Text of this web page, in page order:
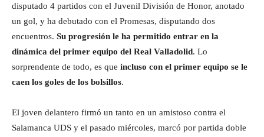
disputado 4 partidos con el Juvenil División de Honor, anotado
un gol, y ha debutado con el Promesas, disputando dos
encuentros. Su progresión le ha permitido entrar en la
dinámica del primer equipo del Real Valladolid. Lo
sorprendente de todo, es que incluso con el primer equipo se le
caen los goles de los bolsillos.
El joven delantero firmó un tanto en un amistoso contra el
Salamanca UDS y el pasado miércoles, marcó por partida doble